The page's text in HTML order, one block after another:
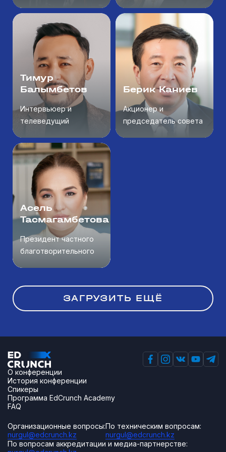
Тимур
Балымбетов
Интервьюер и
телеведущий
Берик Каниев
Акционер и
председатель совета
Асель
Тасмагамбетова
Президент частного
благотворительного
ЗАГРУЗИТЬ ЕЩЁ
О конференции
История конференции
Спикеры
Программа EdCrunch Academy
FAQ
Организационные вопросы:
nurgul@edcrunch.kz
По техническим вопросам:
nurgul@edcrunch.kz
По вопросам аккредитации и медиа-партнерстве: